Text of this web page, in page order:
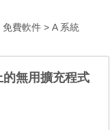
免費軟件 >A 系統
無用擴充程式